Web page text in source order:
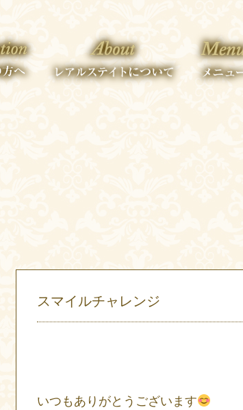
スマイルチャレンジ
いつもありがとうございます